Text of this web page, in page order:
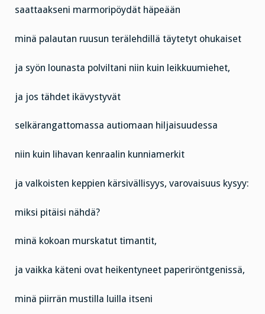
saattaakseni marmoripöydät häpeään
minä palautan ruusun terälehdillä täytetyt ohukaiset
ja syön lounasta polviltani niin kuin leikkuumiehet,
ja jos tähdet ikävystyvät
selkärangattomassa autiomaan hiljaisuudessa
niin kuin lihavan kenraalin kunniamerkit
ja valkoisten keppien kärsivällisyys, varovaisuus kysyy:
miksi pitäisi nähdä?
minä kokoan murskatut timantit,
ja vaikka käteni ovat heikentyneet paperiröntgenissä,
minä piirrän mustilla luilla itseni